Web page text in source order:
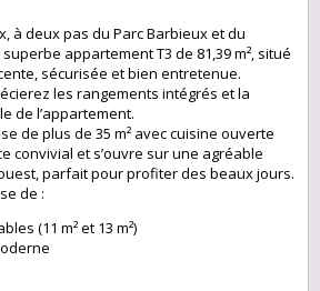
à deux pas du Parc Barbieux et du
appartement T3 de 81,39 m², situé
sécurisée et bien entretenue.
les rangements intégrés et la
de l’appartement.
de plus de 35 m² avec cuisine ouverte
convivial et s’ouvre sur une agréable
parfait pour profiter des beaux jours.
de :
(11 m² et 13 m²)